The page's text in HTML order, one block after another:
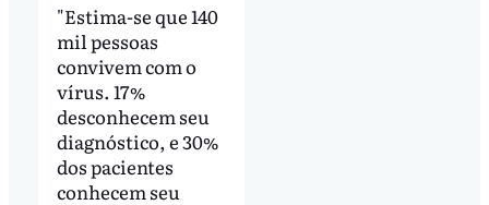
"Estima-se que 140
mil pessoas
convivem com o
vírus. 17%
desconhecem seu
diagnóstico, e 30%
dos pacientes
conhecem seu